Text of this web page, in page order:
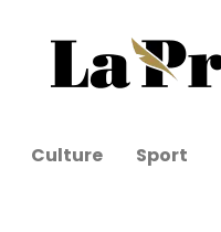
Culture Sport